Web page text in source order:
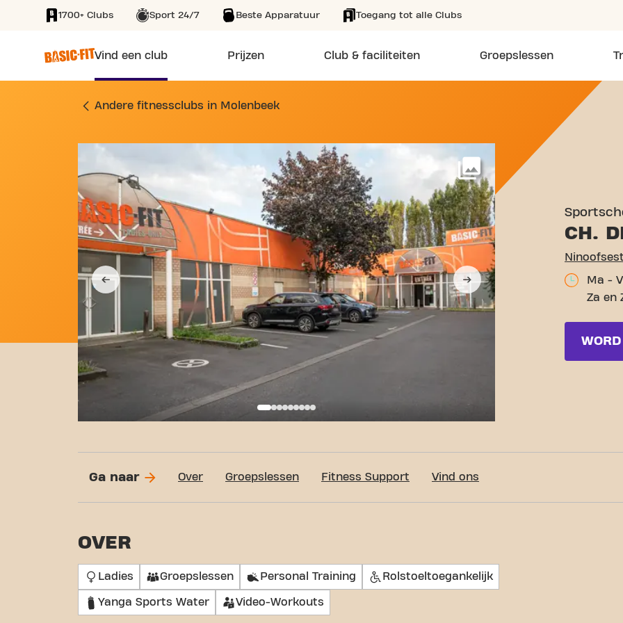
SKIP TO MAIN CONTENT
1700+ Clubs Sport 24/7 Beste Apparatuur Toegang tot alle Clubs
Vind een club Prijzen Club & faciliteiten Groepslessen
SPORTSCHOOL NINOOFSESTEENWEG 281
Andere fitnessclubs in Molenbeek
Meer
CH.
Ma -
Za en
Ga naar Over Groepslessen Fitness Support Vind ons
OVER
Ladies Groepslessen Personal Training Rolstoeltoegankelijk
Yanga Sports Water Video-Workouts